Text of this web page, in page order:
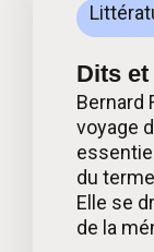
Dits
Bernard
voyage
du
Elle se
de la